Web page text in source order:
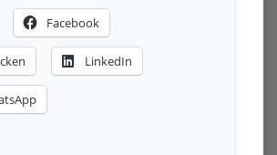
Facebook
LinkedIn